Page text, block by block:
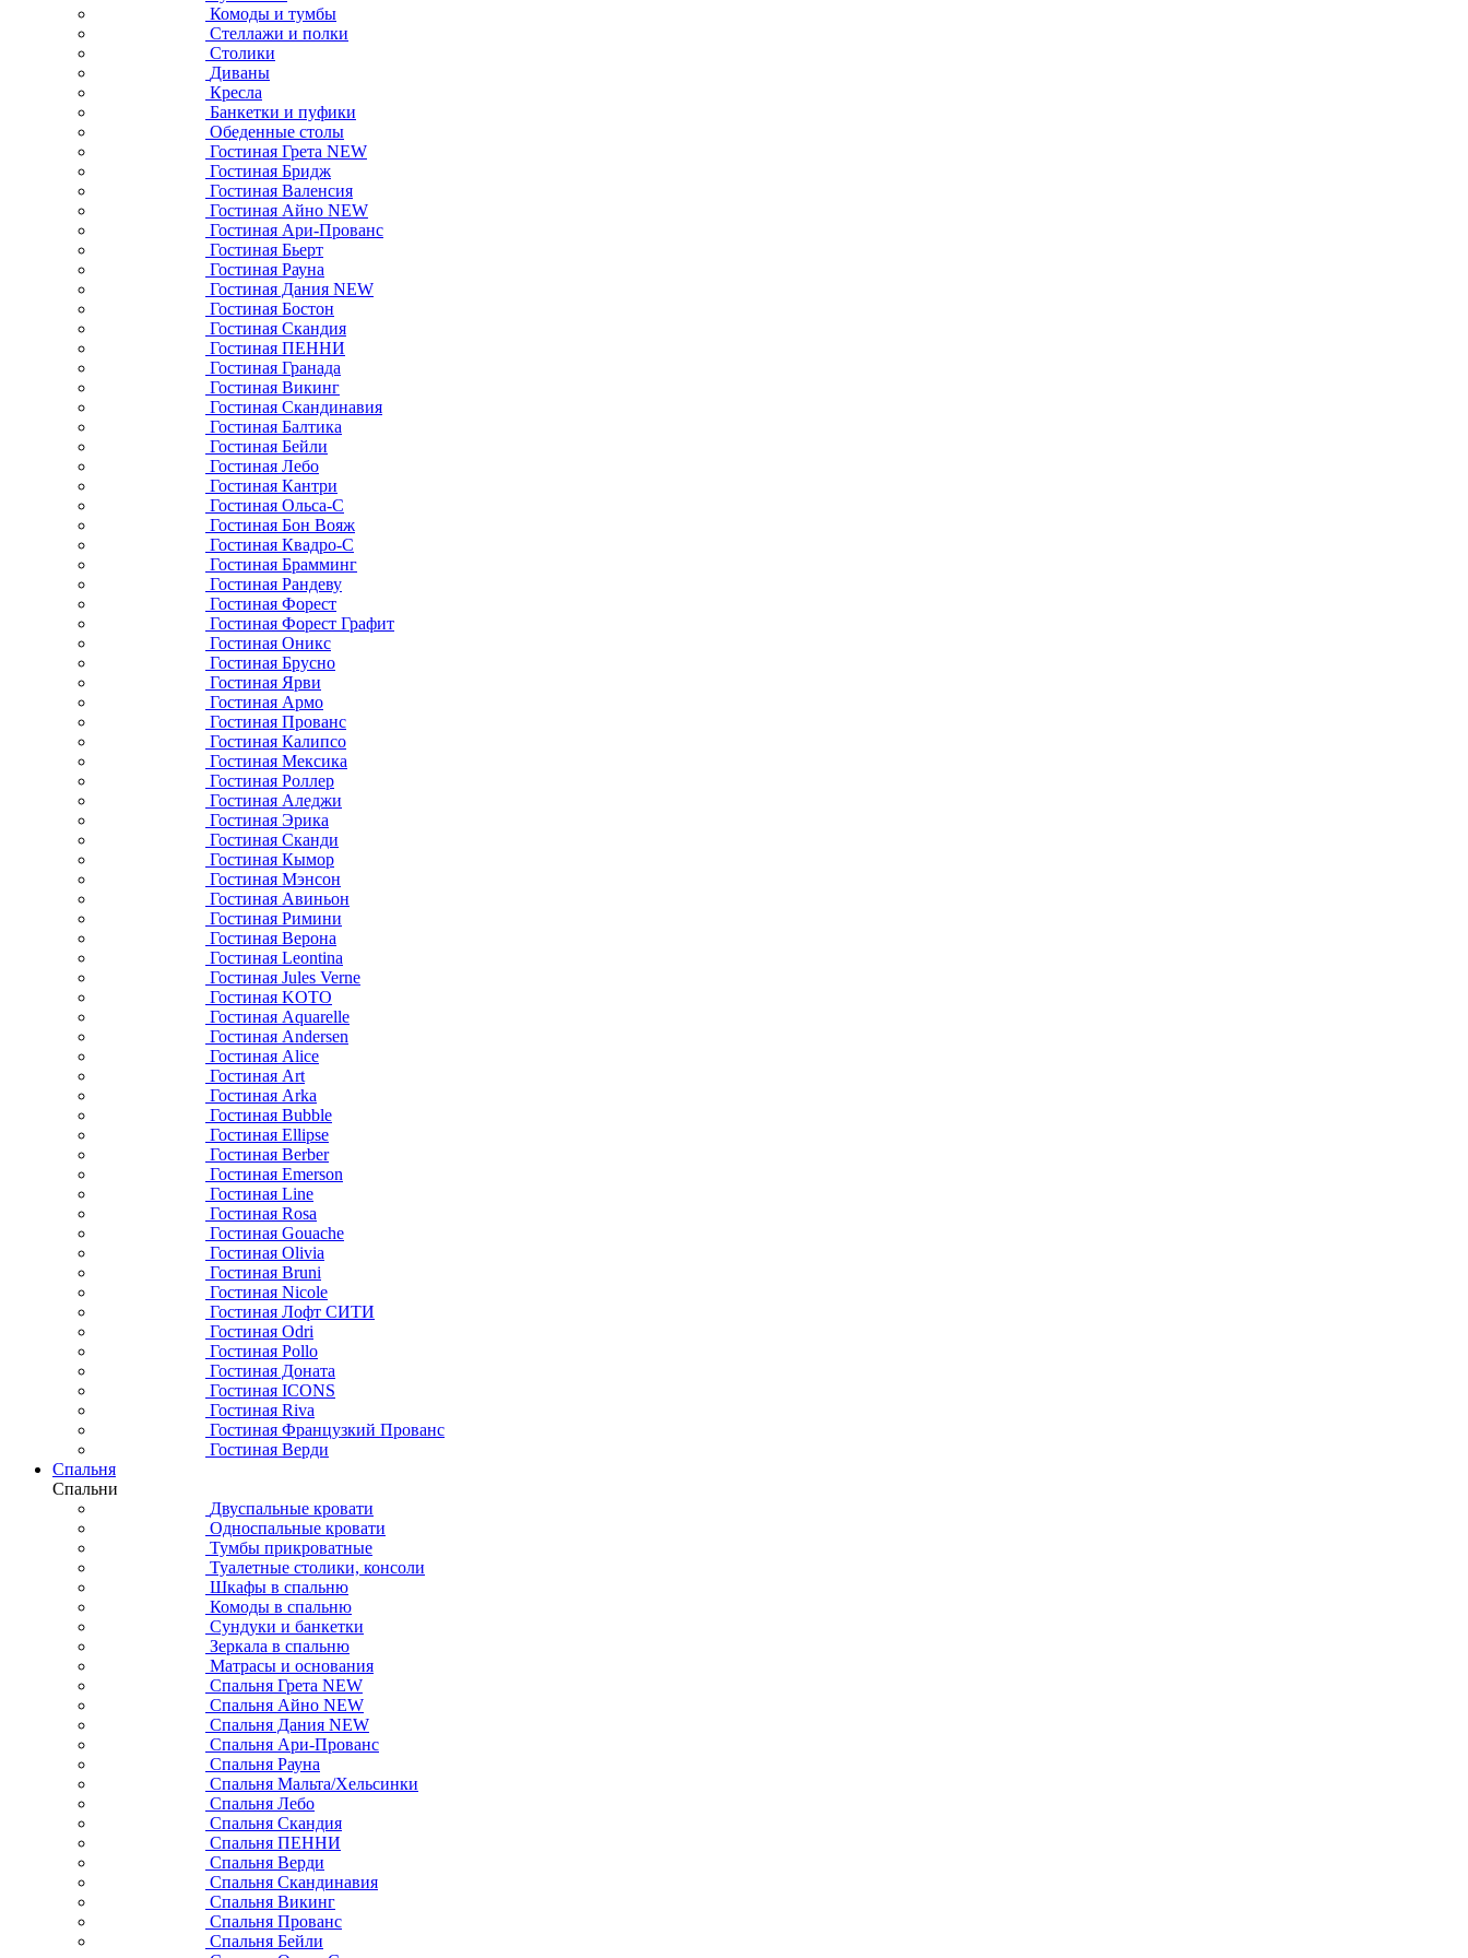
Комоды и тумбы
Стеллажи и полки
Столики
Диваны
Кресла
Банкетки и пуфики
Обеденные столы
Гостиная Грета NEW
Гостиная Бридж
Гостиная Валенсия
Гостиная Айно NEW
Гостиная Ари-Прованс
Гостиная Бьерт
Гостиная Рауна
Гостиная Дания NEW
Гостиная Бостон
Гостиная Скандия
Гостиная ПЕННИ
Гостиная Гранада
Гостиная Викинг
Гостиная Скандинавия
Гостиная Балтика
Гостиная Бейли
Гостиная Лебо
Гостиная Кантри
Гостиная Ольса-С
Гостиная Бон Вояж
Гостиная Квадро-С
Гостиная Брамминг
Гостиная Рандеву
Гостиная Форест
Гостиная Форест Графит
Гостиная Оникс
Гостиная Брусно
Гостиная Ярви
Гостиная Армо
Гостиная Прованс
Гостиная Калипсо
Гостиная Мексика
Гостиная Роллер
Гостиная Аледжи
Гостиная Эрика
Гостиная Сканди
Гостиная Кымор
Гостиная Мэнсон
Гостиная Авиньон
Гостиная Римини
Гостиная Верона
Гостиная Leontina
Гостиная Jules Verne
Гостиная KOTO
Гостиная Aquarelle
Гостиная Andersen
Гостиная Alice
Гостиная Art
Гостиная Arka
Гостиная Bubble
Гостиная Ellipse
Гостиная Berber
Гостиная Emerson
Гостиная Line
Гостиная Rosa
Гостиная Gouache
Гостиная Olivia
Гостиная Bruni
Гостиная Nicole
Гостиная Лофт СИТИ
Гостиная Odri
Гостиная Pollo
Гостиная Доната
Гостиная ICONS
Гостиная Riva
Гостиная Французкий Прованс
Гостиная Верди
Спальня
Спальни
Двуспальные кровати
Односпальные кровати
Тумбы прикроватные
Туалетные столики, консоли
Шкафы в спальню
Комоды в спальню
Сундуки и банкетки
Зеркала в спальню
Матрасы и основания
Спальня Грета NEW
Спальня Айно NEW
Спальня Дания NEW
Спальня Ари-Прованс
Спальня Рауна
Спальня Мальта/Хельсинки
Спальня Лебо
Спальня Скандия
Спальня ПЕННИ
Спальня Верди
Спальня Скандинавия
Спальня Викинг
Спальня Прованс
Спальня Бейли